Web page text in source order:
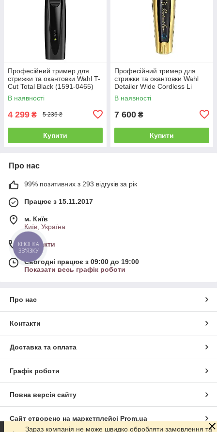
Професійний тример для
стрижки та окантовки Wahl T-
Cut Total Black (1591-0465)
В наявності
4 299 ₴ 5 235 ₴
Купити
Професійний тример для
стрижки та окантовки Wahl
Detailer Wide Cordless Li
Black&Gold (08171-716)
В наявності
7 600 ₴
Купити
Про нас
99% позитивних з 293 відгуків за рік
Працює з 15.11.2017
м. Київ
Київ, Україна
Контакти
Сьогодні працює з 09:00 до 19:00
Показати весь графік роботи
Про нас
Контакти
Доставка та оплата
Графік роботи
Повна версія сайту
Сайт створено на маркетплейсі Prom.ua
Зараз компанія не може швидко обробляти замовлення та
КНОПКА
ЗВ'ЯЗКУ